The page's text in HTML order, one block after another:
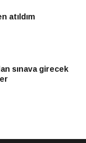
atıldım
sınava girecek